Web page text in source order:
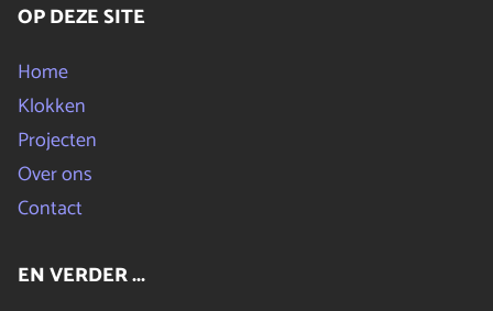
OP DEZE SITE
Home
Klokken
Projecten
Over ons
Contact
EN VERDER ...